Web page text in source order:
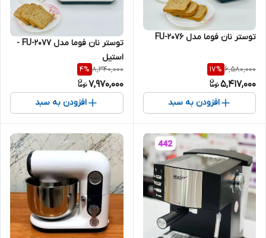
توستر نان فوما مدل FU-2076
6,580,000
17%
5,417,000
افزودن به سبد
توستر نان فوما مدل FU-2077 -
استیل
8,340,000
4%
7,970,000
افزودن به سبد